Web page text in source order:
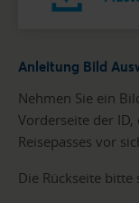
Anleitung Bild
Nehmen Sie ein
Vorderseite der
Reisepasses vor
Die Rückseite bitte